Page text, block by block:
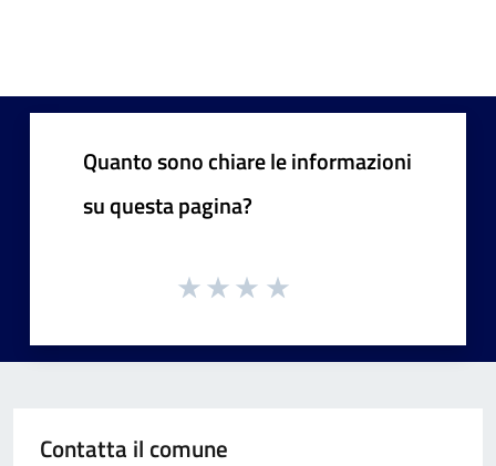
Quanto sono chiare le informazioni
su questa pagina?
Contatta il comune